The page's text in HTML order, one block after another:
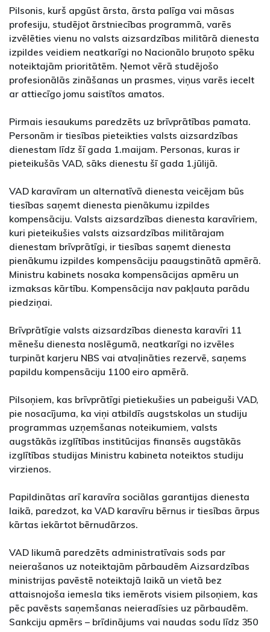
Pilsonis, kurš apgūst ārsta, ārsta palīga vai māsas
profesiju, studējot ārstniecības programmā, varēs
izvēlēties vienu no valsts aizsardzības militārā dienesta
izpildes veidiem neatkarīgi no Nacionālo bruņoto spēku
noteiktajām prioritātēm. Ņemot vērā studējošo
profesionālās zināšanas un prasmes, viņus varēs iecelt
ar attiecīgo jomu saistītos amatos.
Pirmais iesaukums paredzēts uz brīvprātības pamata.
Personām ir tiesības pieteikties valsts aizsardzības
dienestam līdz šī gada 1.maijam. Personas, kuras ir
pieteikušās VAD, sāks dienestu šī gada 1.jūlijā.
VAD karavīram un alternatīvā dienesta veicējam būs
tiesības saņemt dienesta pienākumu izpildes
kompensāciju. Valsts aizsardzības dienesta karavīriem,
kuri pieteikušies valsts aizsardzības militārajam
dienestam brīvprātīgi, ir tiesības saņemt dienesta
pienākumu izpildes kompensāciju paaugstinātā apmērā.
Ministru kabinets nosaka kompensācijas apmēru un
izmaksas kārtību. Kompensācija nav pakļauta parādu
piedziņai.
Brīvprātīgie valsts aizsardzības dienesta karavīri 11
mēnešu dienesta noslēgumā, neatkarīgi no izvēles
turpināt karjeru NBS vai atvaļināties rezervē, saņems
papildu kompensāciju 1100 eiro apmērā.
Pilsoņiem, kas brīvprātīgi pietiekušies un pabeiguši VAD,
pie nosacījuma, ka viņi atbildīs augstskolas un studiju
programmas uzņemšanas noteikumiem, valsts
augstākās izglītības institūcijas finansēs augstākās
izglītības studijas Ministru kabineta noteiktos studiju
virzienos.
Papildinātas arī karavīra sociālas garantijas dienesta
laikā, paredzot, ka VAD karavīru bērnus ir tiesības ārpus
kārtas iekārtot bērnudārzos.
VAD likumā paredzēts administratīvais sods par
neierašanos uz noteiktajām pārbaudēm Aizsardzības
ministrijas pavēstē noteiktajā laikā un vietā bez
attaisnojoša iemesla tiks iemērots visiem pilsoņiem, kas
pēc pavēsts saņemšanas neieradīsies uz pārbaudēm.
Sankciju apmērs – brīdinājums vai naudas sodu līdz 350